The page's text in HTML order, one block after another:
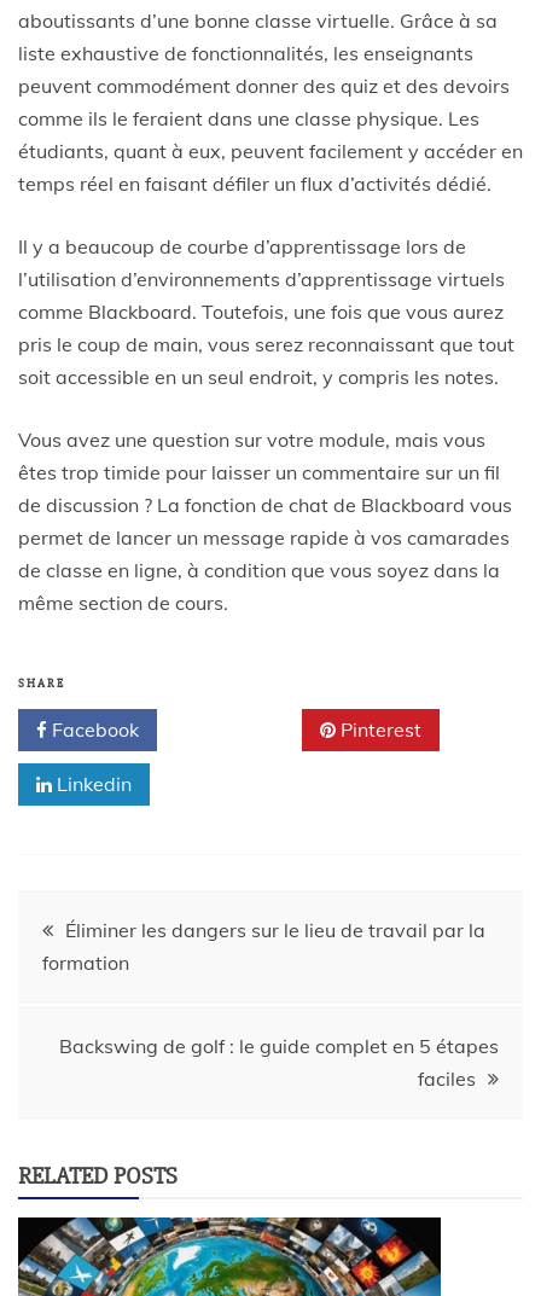
aboutissants d’une bonne classe virtuelle. Grâce à sa
liste exhaustive de fonctionnalités, les enseignants
peuvent commodément donner des quiz et des devoirs
comme ils le feraient dans une classe physique. Les
étudiants, quant à eux, peuvent facilement y accéder en
temps réel en faisant défiler un flux d’activités dédié.
Il y a beaucoup de courbe d’apprentissage lors de
l’utilisation d’environnements d’apprentissage virtuels
comme Blackboard. Toutefois, une fois que vous aurez
pris le coup de main, vous serez reconnaissant que tout
soit accessible en un seul endroit, y compris les notes.
Vous avez une question sur votre module, mais vous
êtes trop timide pour laisser un commentaire sur un fil
de discussion ? La fonction de chat de Blackboard vous
permet de lancer un message rapide à vos camarades
de classe en ligne, à condition que vous soyez dans la
même section de cours.
SHARE
Facebook Pinterest
Linkedin
Éliminer les dangers sur le lieu de travail par la
formation
Backswing de golf : le guide complet en 5 étapes
faciles
RELATED POSTS